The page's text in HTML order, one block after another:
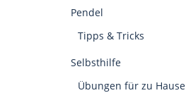
Pendel
Tipps & Tricks
Selbsthilfe
Übungen für zu Hause